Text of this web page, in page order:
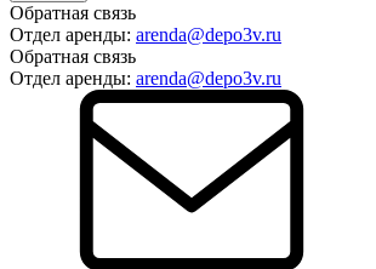
Обратная связь
Отдел аренды: arenda@depo3v.ru
Обратная связь
Отдел аренды: arenda@depo3v.ru